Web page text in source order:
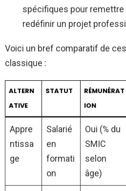
spécifiques pour remettre
redéfinir un projet
Voici un bref comparatif de
classique :
ALTERN
ATIVE
STATUT
RÉMUNÉRAT
ION
Appre
ntissa
ge
Salarié
en
formati
on
Oui (% du
SMIC
selon
âge)